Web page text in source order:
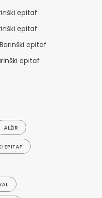
epitaf
epitaf
epitaf
epitaf
ALŽIR
EPITAF